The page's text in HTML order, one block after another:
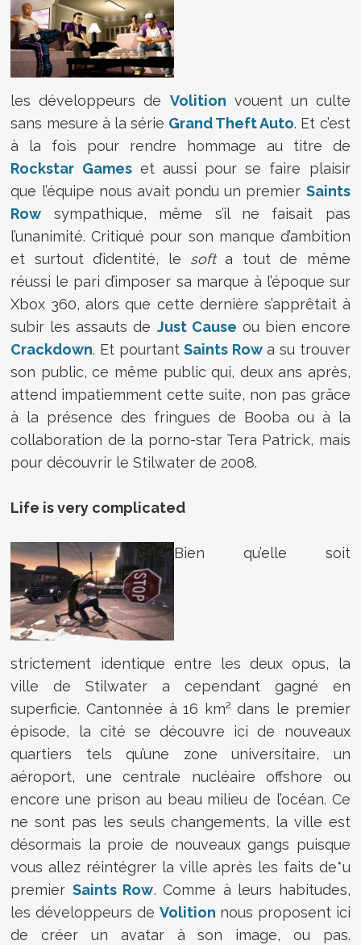
les développeurs de Volition vouent un culte
sans mesure à la série Grand Theft Auto. Et c’est
à la fois pour rendre hommage au titre de
Rockstar Gameset aussi pour se faire plaisir
que l’équipe nous avait pondu un premier Saints
Row sympathique, même s’il ne faisait pas
l’unanimité. Critiqué pour son manque d’ambition
et surtout d’identité, le softa tout de même
réussi le pari d’imposer sa marque à l’époque sur
Xbox 360, alors que cette dernière s’apprêtait à
subir les assauts de Just Cause ou bien encore
Crackdown. Et pourtantSaints Rowa su trouver
son public, ce même public qui, deux ans après,
attend impatiemment cette suite, non pas grâce
à la présence des fringues de Booba ou à la
collaboration de la porno-star Tera Patrick, mais
pour découvrir le Stilwater de 2008.
Life is very complicated
Bien qu’elle soit
strictement identique entre les deux opus, la
ville de Stilwater a cependant gagné en
superficie. Cantonnée à 16 km² dans le premier
épisode, la cité se découvre ici de nouveaux
quartiers tels qu’une zone universitaire, un
aéroport, une centrale nucléaire offshore ou
encore une prison au beau milieu de l’océan. Ce
ne sont pas les seuls changements, la ville est
désormais la proie de nouveaux gangs puisque
vous allez réintégrer la ville après les faits de*u
premier Saints Row. Comme à leurs habitudes,
les développeurs de Volition nous proposent ici
de créer un avatar à son image, ou pas.